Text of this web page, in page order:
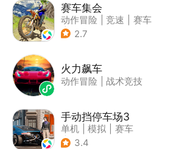
赛车集会
动作冒险 竞速
赛车
| 写实
2.7
火力飙车
动作冒险 战术竞技
手动挡停车场3
单机 模拟
赛车
| 开放世界
3.4